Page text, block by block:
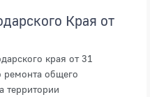
Края от
края от 31
ремонта общего
территории